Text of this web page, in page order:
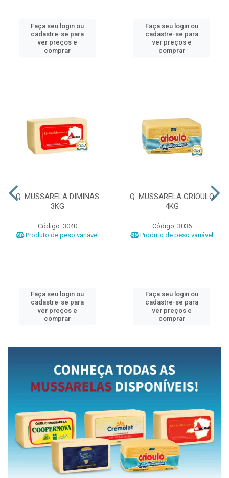
Faça seu login ou
cadastre-se para
ver preços e
comprar
Faça seu login ou
cadastre-se para
ver preços e
comprar
Q. MUSSARELA DIMINAS
3KG
Código: 3040
Produto de peso variável
Faça seu login ou
cadastre-se para
ver preços e
comprar
Q. MUSSARELA CRIOULO
4KG
Código: 3036
Produto de peso variável
Faça seu login ou
cadastre-se para
ver preços e
comprar